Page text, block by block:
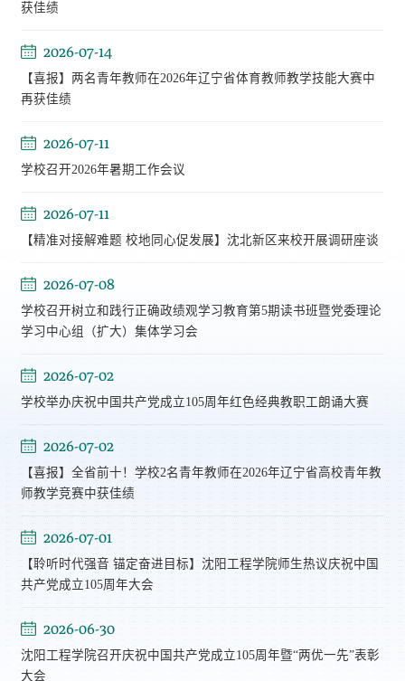
获佳绩
2026-07-14
【喜报】两名青年教师在2026年辽宁省体育教师教学技能大赛中
再获佳绩
2026-07-11
学校召开2026年暑期工作会议
2026-07-11
【精准对接解难题 校地同心促发展】沈北新区来校开展调研座谈
2026-07-08
学校召开树立和践行正确政绩观学习教育第5期读书班暨党委理论
学习中心组（扩大）集体学习会
2026-07-02
学校举办庆祝中国共产党成立105周年红色经典教职工朗诵大赛
2026-07-02
【喜报】全省前十！学校2名青年教师在2026年辽宁省高校青年教
师教学竞赛中获佳绩
2026-07-01
【聆听时代强音 锚定奋进目标】沈阳工程学院师生热议庆祝中国
共产党成立105周年大会
2026-06-30
沈阳工程学院召开庆祝中国共产党成立105周年暨“两优一先”表彰
大会